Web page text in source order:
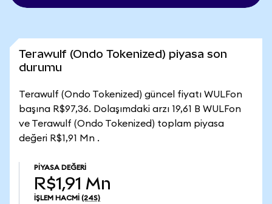
Terawulf (Ondo Tokenized) piyasa son
durumu
Terawulf (Ondo Tokenized) güncel fiyatı WULFon
başına R$97,36. Dolaşımdaki arzı 19,61 B WULFon
ve Terawulf (Ondo Tokenized) toplam piyasa
değeri R$1,91 Mn .
PIYASA DEĞERI
R$1,91 Mn
İŞLEM HACMI (24S)